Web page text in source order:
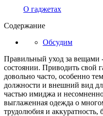
О гаджетах
Содержание
Обсудим
Правильный уход за вещами
состоянии. Приводить свой
довольно часто, особенно
должности и внешний вид
частью имиджа и
выглаженная одежда о
трудолюбия и аккуратность,